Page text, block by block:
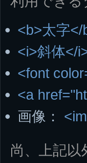
<b>太字</
<i>斜体</
<font
<a
画像：
尚、上記